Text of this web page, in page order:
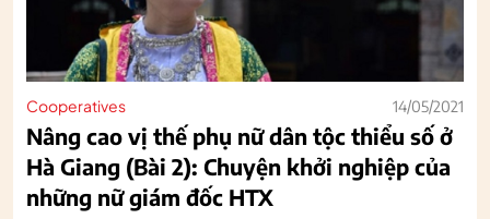
Cooperatives 14/05/2021
Nâng cao vị thế phụ nữ dân tộc thiểu số ở
Hà Giang (Bài 2): Chuyện khởi nghiệp của
những nữ giám đốc HTX